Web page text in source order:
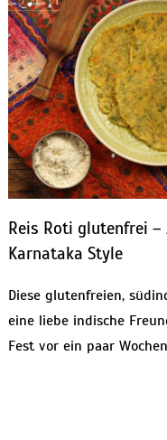
Reis Roti glutenfrei –
Karnataka Style
Diese glutenfreien,
eine liebe indische
Fest vor ein paar